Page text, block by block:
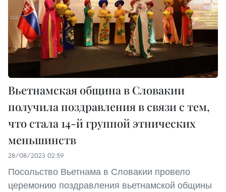
Вьетнамская община в Словакии
получила поздравления в связи с тем,
что стала 14-й группой этнических
меньшинств
28/08/2023 02:59
Посольство Вьетнама в Словакии провело
церемонию поздравления вьетнамской общины